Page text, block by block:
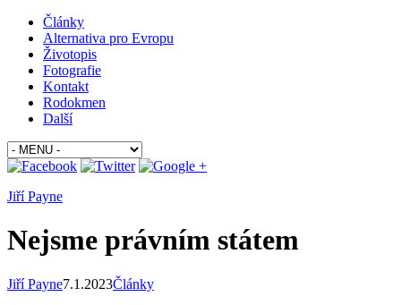
Články
Alternativa pro Evropu
Životopis
Fotografie
Kontakt
Rodokmen
Další
Jiří Payne
Nejsme právním státem
Jiří Payne7.1.2023Články